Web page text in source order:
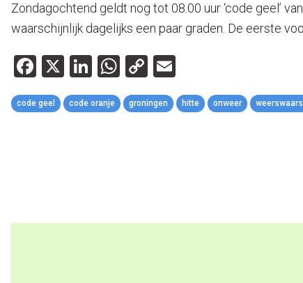
Zondagochtend geldt nog tot 08.00 uur ‘code geel’
waarschijnlijk dagelijks een paar graden. De eerste
Facebook
X LinkedIn
WhatsApp
Copy
Link
code geel code oranje groningen hitte onweer